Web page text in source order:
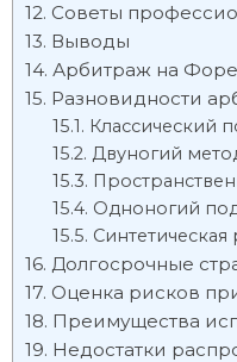
Советы
Выводы
Арбитраж на
Разновидности
Классический
Двуногий
Одноногий
Долгосрочные
Оценка рисков
Преимущества
Недостатки